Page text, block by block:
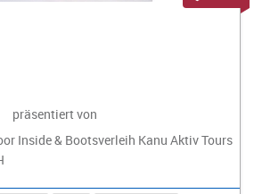
präsentiert von
Inside & Bootsverleih Kanu Aktiv Tours